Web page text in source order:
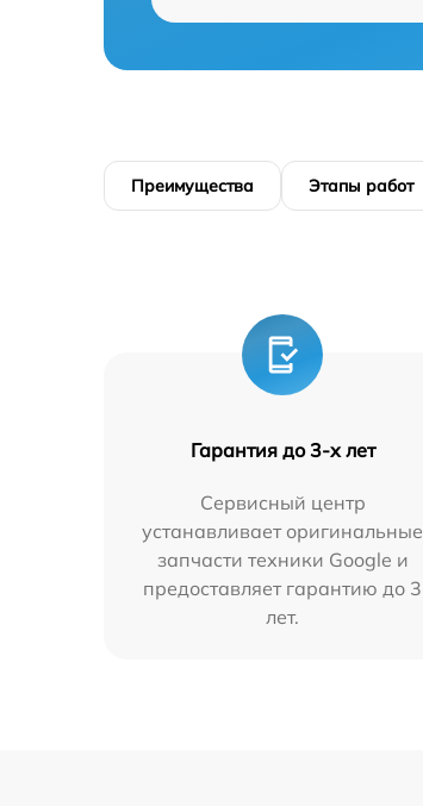
Преимущества Этапы работ
Гарантия до 3-х лет
Сервисный центр
устанавливает оригинальные
запчасти техники Google и
предоставляет гарантию до 3
лет.